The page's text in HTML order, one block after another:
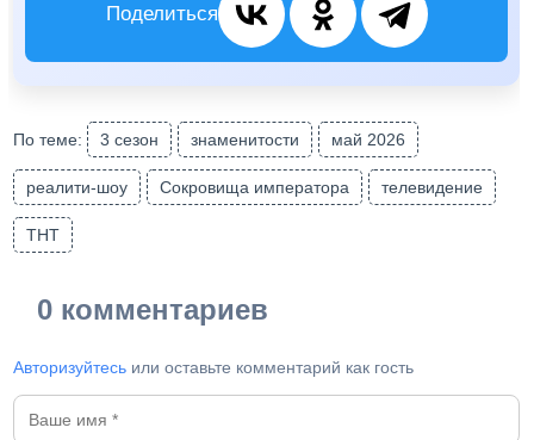
Поделиться
По теме: 3 сезон знаменитости май 2026
реалити-шоу Сокровища императора телевидение
ТНТ
0 комментариев
Авторизуйтесь или оставьте комментарий как гость